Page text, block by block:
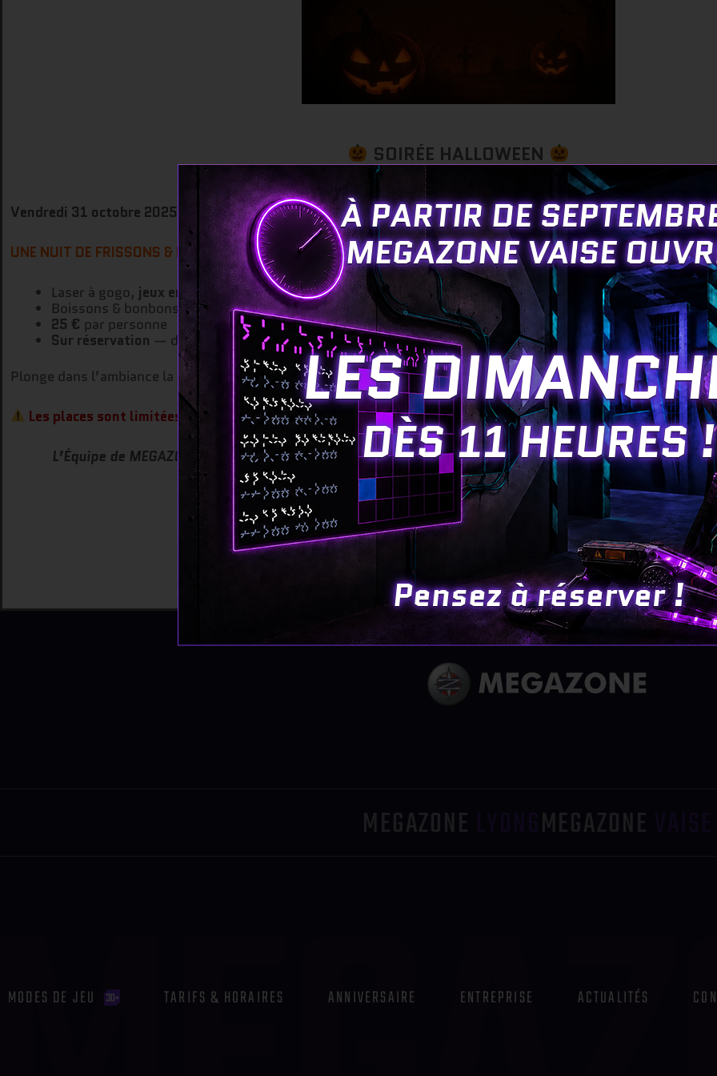
SOIRÉE HALLOWEEN
AU MEGAZONE DE VAISE
Vendredi 31 octobre 2025 — de 19h à 23h
UNE NUIT DE FRISSONS & D’ADRÉNALINE
Laser à gogo, jeux en illimité
Boissons & bonbons à volonté
25 € par personne
Sur réservation — dès 16 ans
Plonge dans l’ambiance la plus
dark & funde l’année, affronte tes amis dans l’arène et profite d’une soirée
Les places sont limitées — réserve vite si tu veux être de la partie !
L’Équipe de MEGAZONE Vaise vous souhaite d’excellentes vacances et n’oubliez pas de RÉVEILLER LE
MEGAZONE MEGAZONE
MODES DE JEU TARIFS & HORAIRES ANNIVERSAIRE ENTREPRISE ACTUALITÉS
À PARTIR DE
MEGAZONE VAISE
LES
DÈS 11 HEURES !
Pensez à réserver !